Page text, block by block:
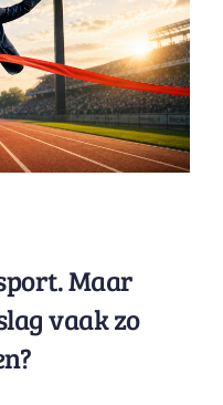
Maar
vaak zo